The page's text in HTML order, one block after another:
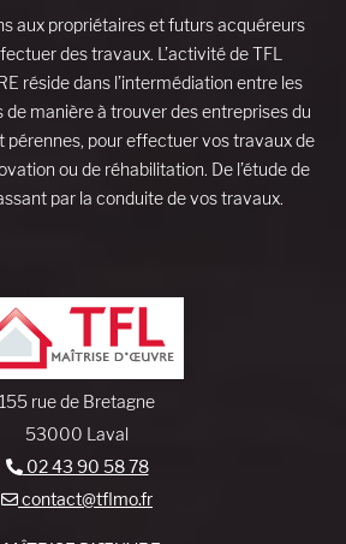
aux propriétaires et futurs acquéreurs
des travaux. L’activité de TFL
réside dans l’intermédiation entre les
de manière à trouver des entreprises du
pérennes, pour effectuer vos travaux de
ou de réhabilitation. De l’étude de
par la conduite de vos travaux.
155 rue de Bretagne
53000 Laval
02 43 90 58 78
contact@tflmo.fr